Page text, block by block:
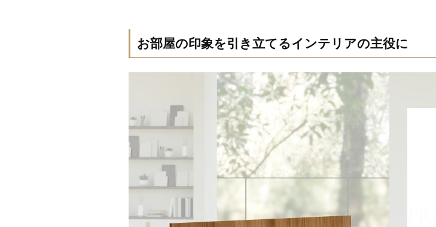
お部屋の印象を引き立てるインテリアの主役に